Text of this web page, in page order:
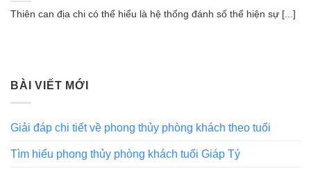
Thiên can địa chi có thể hiểu là hệ thống đánh số thể hiện sự [...]
BÀI VIẾT MỚI
Giải đáp chi tiết về phong thủy phòng khách theo tuổi
Tìm hiểu phong thủy phòng khách tuổi Giáp Tý